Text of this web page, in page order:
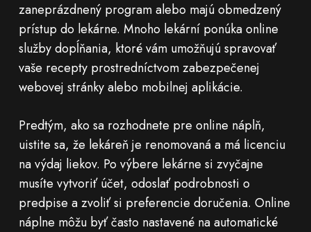
zaneprázdnený program alebo majú obmedzený
prístup do lekárne. Mnoho lekární ponúka online
služby dopĺňania, ktoré vám umožňujú spravovať
vaše recepty prostredníctvom zabezpečenej
webovej stránky alebo mobilnej aplikácie.
Predtým, ako sa rozhodnete pre online náplň,
uistite sa, že lekáreň je renomovaná a má licenciu
na výdaj liekov. Po výbere lekárne si zvyčajne
musíte vytvoriť účet, odoslať podrobnosti o
predpise a zvoliť si preferencie doručenia. Online
náplne môžu byť často nastavené na automatické